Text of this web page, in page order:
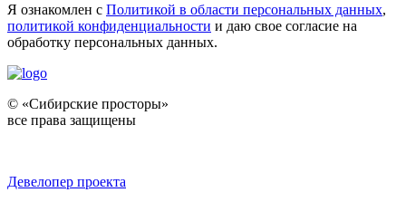
Я ознакомлен с Политикой в области персональных данных,
политикой конфиденциальности и даю свое согласие на
обработку персональных данных.
© «Сибирские просторы»
все права защищены
Девелопер проекта